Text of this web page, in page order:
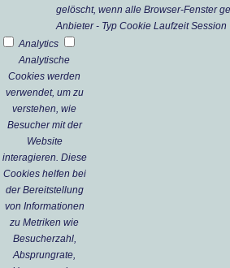
gelöscht, wenn alle Browser-Fenster
Anbieter - Typ Cookie Laufzeit Session
Analytics
Analytische
Cookies werden
verwendet, um zu
verstehen, wie
Besucher mit der
Website
interagieren. Diese
Cookies helfen bei
der Bereitstellung
von Informationen
zu Metriken wie
Besucherzahl,
Absprungrate,